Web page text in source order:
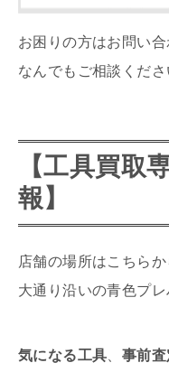
お困りの方はお問い
なんでもご相談くださ
【工具買取
報】
店舗の場所はこちら
大通り沿いの青色プレ
気になる工具 事前査